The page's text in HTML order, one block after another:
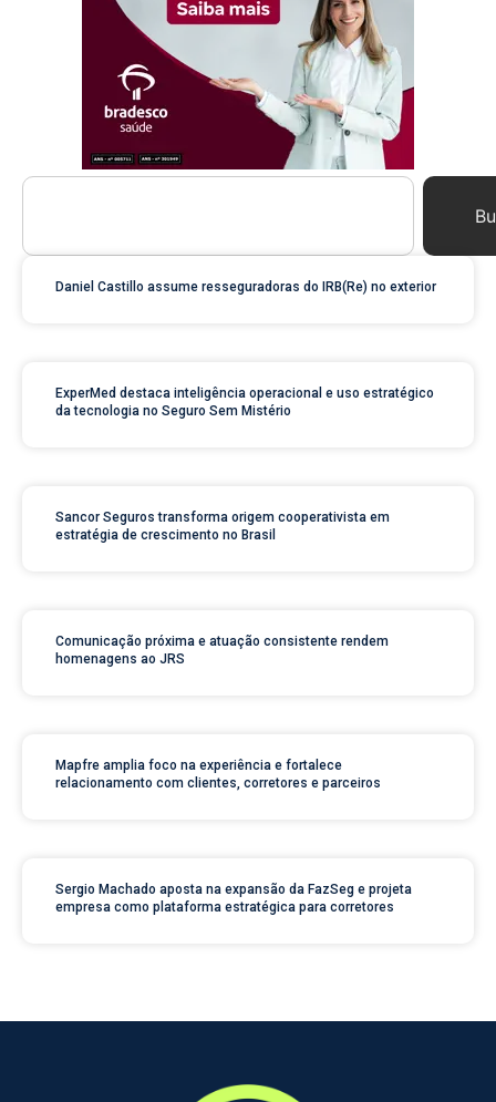
Daniel Castillo assume resseguradoras do IRB(Re) no exterior
ExperMed destaca inteligência operacional e uso estratégico
da tecnologia no Seguro Sem Mistério
Sancor Seguros transforma origem cooperativista em
estratégia de crescimento no Brasil
Comunicação próxima e atuação consistente rendem
homenagens ao JRS
Mapfre amplia foco na experiência e fortalece
relacionamento com clientes, corretores e parceiros
Sergio Machado aposta na expansão da FazSeg e projeta
empresa como plataforma estratégica para corretores